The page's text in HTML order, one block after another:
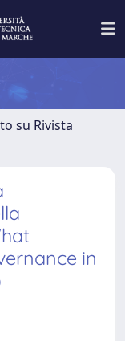
su Rivista
in